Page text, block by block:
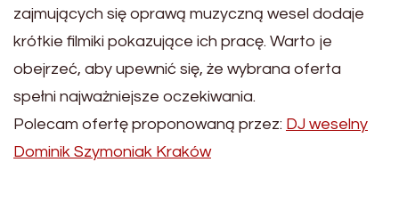
zajmujących się oprawą muzyczną wesel dodaje
krótkie filmiki pokazujące ich pracę. Warto je
obejrzeć, aby upewnić się, że wybrana oferta
spełni najważniejsze oczekiwania.
Polecam ofertę proponowaną przez: DJ weselny
Dominik Szymoniak Kraków